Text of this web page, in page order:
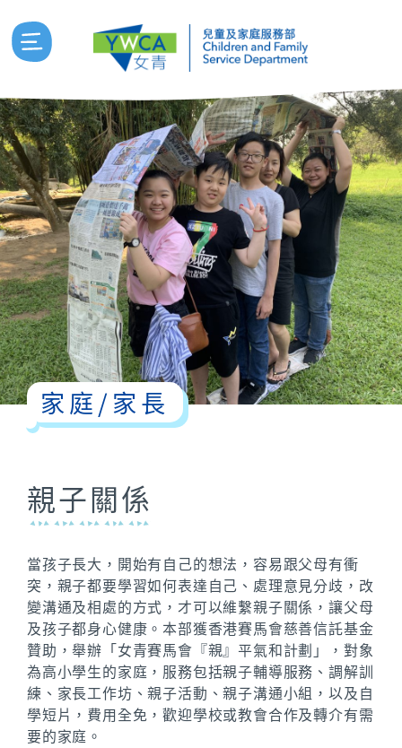
家庭 / 家長
親子關係
當孩子長大，開始有自己的想法，容易跟父母有衝
突，親子都要學習如何表達自己、處理意見分歧，改
變溝通及相處的方式，才可以維繫親子關係，讓父母
及孩子都身心健康。本部獲香港賽馬會慈善信託基金
贊助，舉辦「女青賽馬會『親』平氣和計劃」，對象
為高小學生的家庭，服務包括親子輔導服務、調解訓
練、家長工作坊、親子活動、親子溝通小組，以及自
學短片，費用全免，歡迎學校或教會合作及轉介有需
要的家庭。